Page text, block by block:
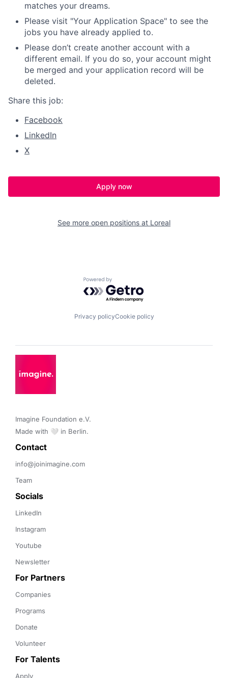
matches your dreams.
Please visit "Your Application Space" to see the
jobs you have already applied to.
Please don’t create another account with a
different email. If you do so, your account might
be merged and your application record will be
deleted.
Share this job:
Facebook
LinkedIn
X
Apply now
See more open positions at Loreal
Powered by Getro.com
Privacy policyCookie policy
Imagine Foundation e.V.
Made with 🤍 in Berlin.
Contact
info@joinimagine.com
Team
Socials
LinkedIn
Instagram
Youtube
Newsletter
For Partners
Companies
Programs
Donate
Volunteer
For Talents
Apply